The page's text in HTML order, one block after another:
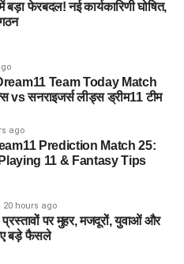
बड़ा फेरबदल! नई कार्यकारिणी घोषित,
Team Today Match
vs सनराइजर्स लीड्स ड्रीम11 टीम
ago
Prediction Match 25:
11 & Fantasy Tips
20 hours ago
पर मुहर, मजदूरों, युवाओं और
बड़े फैसले